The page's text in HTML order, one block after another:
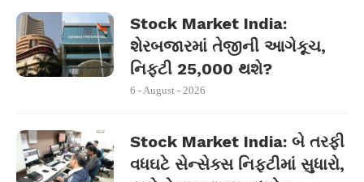
Stock Market India:
શેરબજારમાં તેજીની આગેકૂચ,
નિફ્ટી 25,000 થશે?
6 - August - 2026
Stock Market India: બે તરફી
વધઘટે સેન્સેક્સ નિફ્ટીમાં સુધારો,